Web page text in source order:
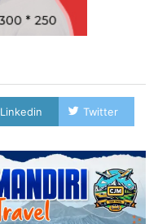
Linkedin Twitter